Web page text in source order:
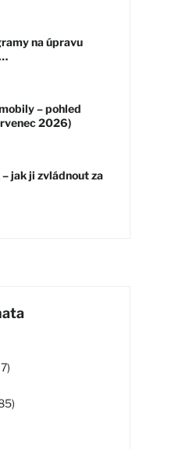
na úpravu
– pohled
2026)
jak ji zvládnout za